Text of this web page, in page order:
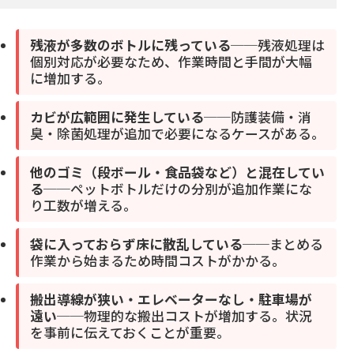
残液が多数のボトルに残っている──残液処理は
個別対応が必要なため、作業時間と手間が大幅
に増加する。
カビが広範囲に発生している──防護装備・消
臭・除菌処理が追加で必要になるケースがある。
他のゴミ（段ボール・食品袋など）と混在してい
る──ペットボトルだけの分別が追加作業にな
り工数が増える。
袋に入っておらず床に散乱している──まとめる
作業から始まるため時間コストがかかる。
搬出導線が狭い・エレベーターなし・駐車場が
遠い──物理的な搬出コストが増加する。状況
を事前に伝えておくことが重要。